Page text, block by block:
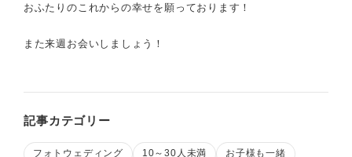
おふたりのこれからの幸せを願っております！
また来週お会いしましょう！
記事カテゴリー
フォトウェディング 10～30人未満 お子様も一緒